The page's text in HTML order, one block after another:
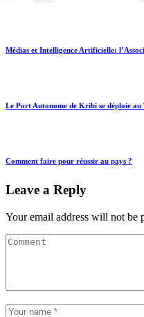
Médias et Intelligence Artificielle:
Le Port Autonome de Kribi se déploie au
Comment faire pour réussir au pays ?
Leave a Reply
Your email address will not be